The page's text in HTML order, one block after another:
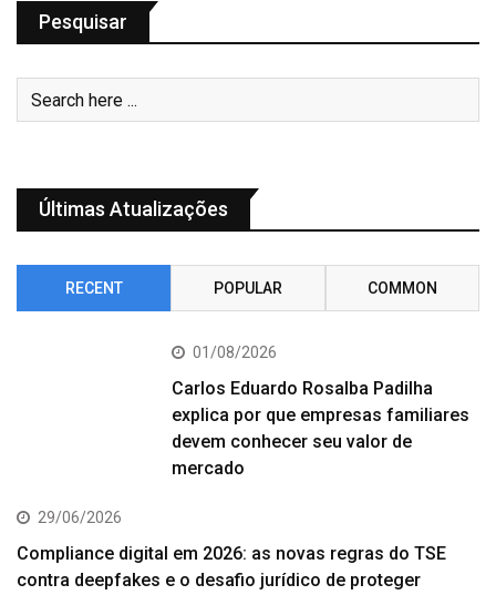
Pesquisar
Últimas Atualizações
RECENT POPULAR COMMON
01/08/2026
Carlos Eduardo Rosalba Padilha
explica por que empresas familiares
devem conhecer seu valor de
mercado
29/06/2026
Compliance digital em 2026: as novas regras do TSE
contra deepfakes e o desafio jurídico de proteger